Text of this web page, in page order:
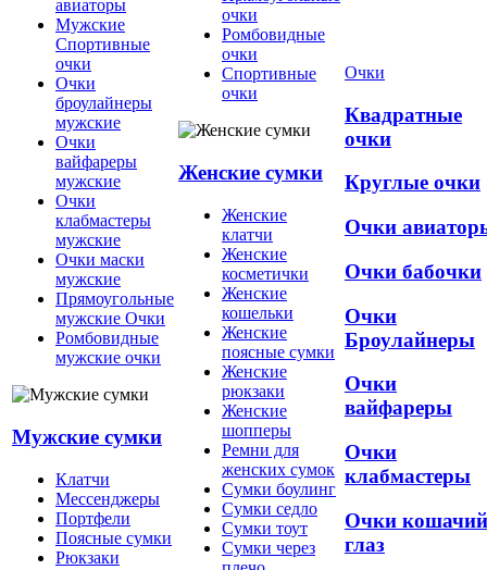
авиаторы
Мужские
Спортивные
очки
Очки
броулайнеры
мужские
Очки
вайфареры
мужские
Очки
клабмастеры
мужские
Очки маски
мужские
Прямоугольные
мужские Очки
Ромбовидные
мужские очки
Мужские сумки
Клатчи
Мессенджеры
Портфели
Поясные сумки
Рюкзаки
очки
Ромбовидные
очки
Спортивные
очки
Женские сумки
Женские
клатчи
Женские
косметички
Женские
кошельки
Женские
поясные сумки
Женские
рюкзаки
Женские
шопперы
Ремни для
женских сумок
Сумки боулинг
Сумки седло
Сумки тоут
Сумки через
Очки
Квадратные
очки
Круглые очки
Очки
Очки бабочки
Очки
Броулайнеры
Очки
вайфареры
Очки
клабмастеры
Очки кошачий
глаз